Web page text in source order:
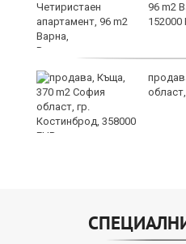
96 m2
152000